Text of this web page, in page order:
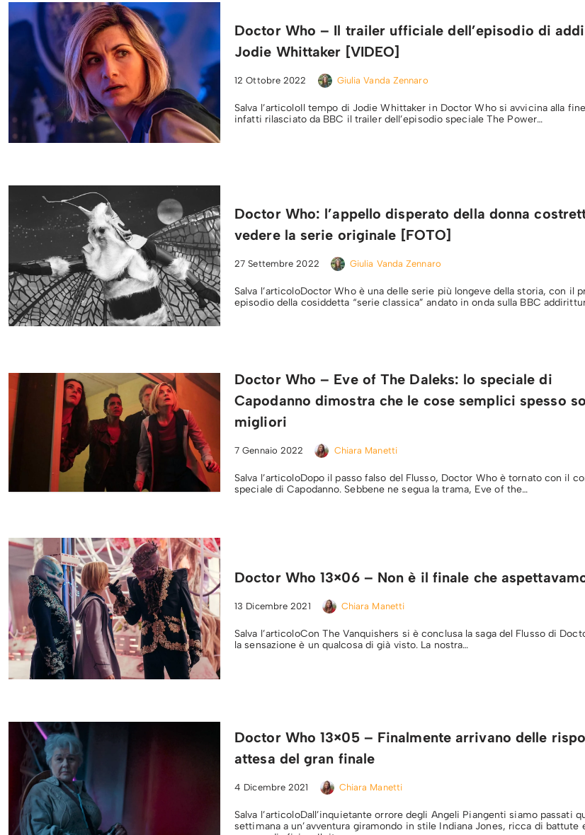
Doctor Who – Il trailer ufficiale dell’episodio di
Jodie Whittaker [VIDEO]
12 Ottobre 2022 Giulia Vanda Zennaro
Salva l’articoloIl tempo di Jodie Whittaker in Doctor Who si avvicina alla
infatti rilasciato da BBC il trailer dell’episodio speciale The Power…
Doctor Who: l’appello disperato della donna
vedere la serie originale [FOTO]
27 Settembre 2022 Giulia Vanda Zennaro
Salva l’articoloDoctor Who è una delle serie più longeve della storia, con il
episodio della cosiddetta “serie classica” andato in onda sulla BBC
Doctor Who – Eve of The Daleks: lo speciale di
Capodanno dimostra che le cose semplici spesso
migliori
7 Gennaio 2022 Chiara Manetti
Salva l’articoloDopo il passo falso del Flusso, Doctor Who è tornato con il
speciale di Capodanno. Sebbene ne segua la trama, Eve of the…
Doctor Who 13×06 – Non è il finale che
13 Dicembre 2021 Chiara Manetti
Salva l’articoloCon The Vanquishers si è conclusa la saga del Flusso di
la sensazione è un qualcosa di già visto. La nostra…
Doctor Who 13×05 – Finalmente arrivano delle
attesa del gran finale
4 Dicembre 2021 Chiara Manetti
Salva l’articoloDall’inquietante orrore degli Angeli Piangenti siamo passati
settimana a un’avventura giramondo in stile Indiana Jones, ricca di battute